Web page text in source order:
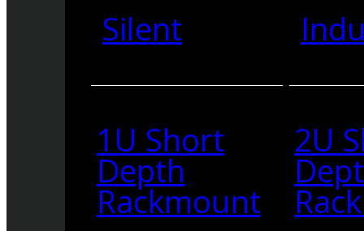
Silent
1U Short
Depth
Rackmount
2U